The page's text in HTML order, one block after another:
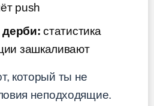
push
статистика
зашкаливают
который ты не
неподходящие.